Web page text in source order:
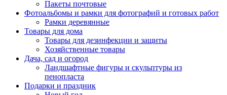
Пакеты почтовые
Фотоальбомы и рамки для фотографий и готовых работ
Рамки деревянные
Товары для дома
Товары для дезинфекции и защиты
Хозяйственные товары
Дача, сад и огород
Ландшафтные фигуры и скульптуры из
пенопласта
Подарки и праздник